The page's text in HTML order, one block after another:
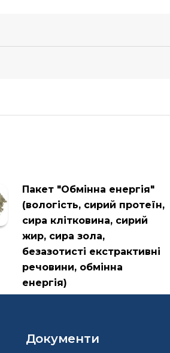
Пакет "Обмінна енергія"
(вологість, сирий протеїн,
сира клітковина, сирий
жир, сира зола,
безазотисті екстрактивні
речовини, обмінна
енергія)
Документи